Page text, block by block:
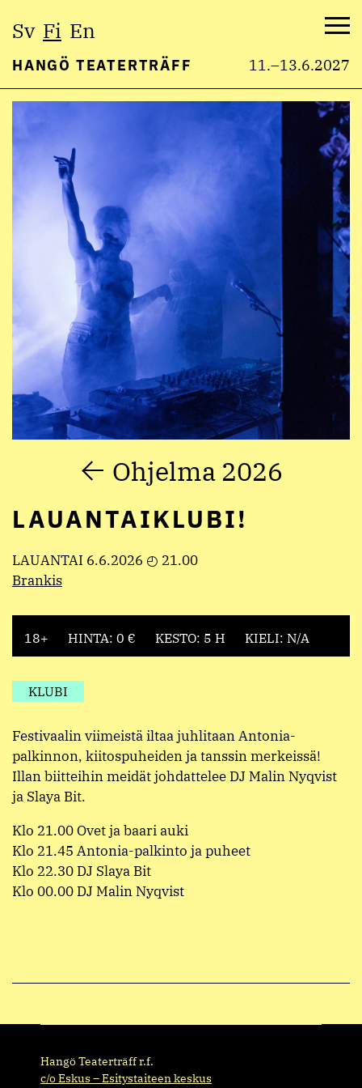
sisältöön
Sv Fi En
HANGÖ TEATERTRÄFF 11.–13.6.2027
Ohjelma 2026
LAUANTAIKLUBI!
LAUANTAI 6.6.2026 ◴ 21.00
Brankis
18+ HINTA: 0 € KESTO: 5 H KIELI: N/A
KLUBI
Festivaalin viimeistä iltaa juhlitaan Antonia-
palkinnon, kiitospuheiden ja tanssin merkeissä!
Illan biitteihin meidät johdattelee DJ Malin Nyqvist
ja Slaya Bit.
Klo 21.00 Ovet ja baari auki
Klo 21.45 Antonia-palkinto ja puheet
Klo 22.30 DJ Slaya Bit
Klo 00.00 DJ Malin Nyqvist
Hangö Teaterträff r.f.
c/o Eskus – Esitystaiteen keskus